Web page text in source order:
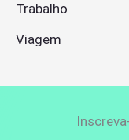
Trabalho
Viagem